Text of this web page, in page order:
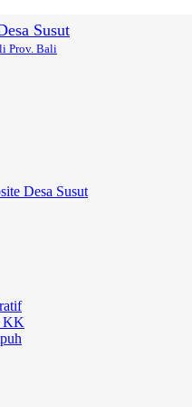
Susut
Prov. Bali
Desa Susut
KK